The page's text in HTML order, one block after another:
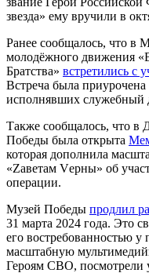
звезда» ему вручили в
Ранее сообщалось, что в
молодёжного движения
Братства» встретились с
Встреча была
исполнявших служебный
Также сообщалось, что в
Победы была открыта
которая дополнила
«Zаветам Vерны» об
операции.
Музей Победы продлил
31 марта 2024 года. Это
его востребованностью
масштабную
Героям СВО, посмотрели